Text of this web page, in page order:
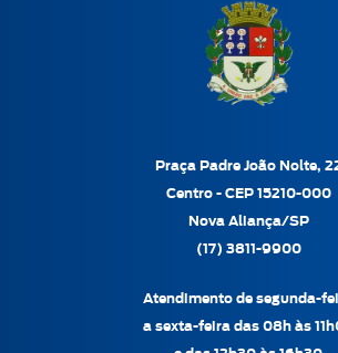
Praça Padre João Nolte,
Centro - CEP 15210-000
Nova Aliança/SP
(17) 3811-9900
Atendimento de segunda-
a sexta-feira das 08h às